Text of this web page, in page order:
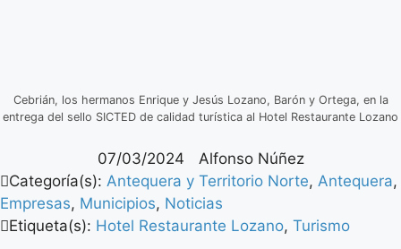
Cebrián, los hermanos Enrique y Jesús Lozano, Barón y Ortega, en la
entrega del sello SICTED de calidad turística al Hotel Restaurante Lozano
07/03/2024
Alfonso Núñez
Categoría(s): Antequera y Territorio Norte, Antequera,
Empresas, Municipios, Noticias
Etiqueta(s): Hotel Restaurante Lozano, Turismo